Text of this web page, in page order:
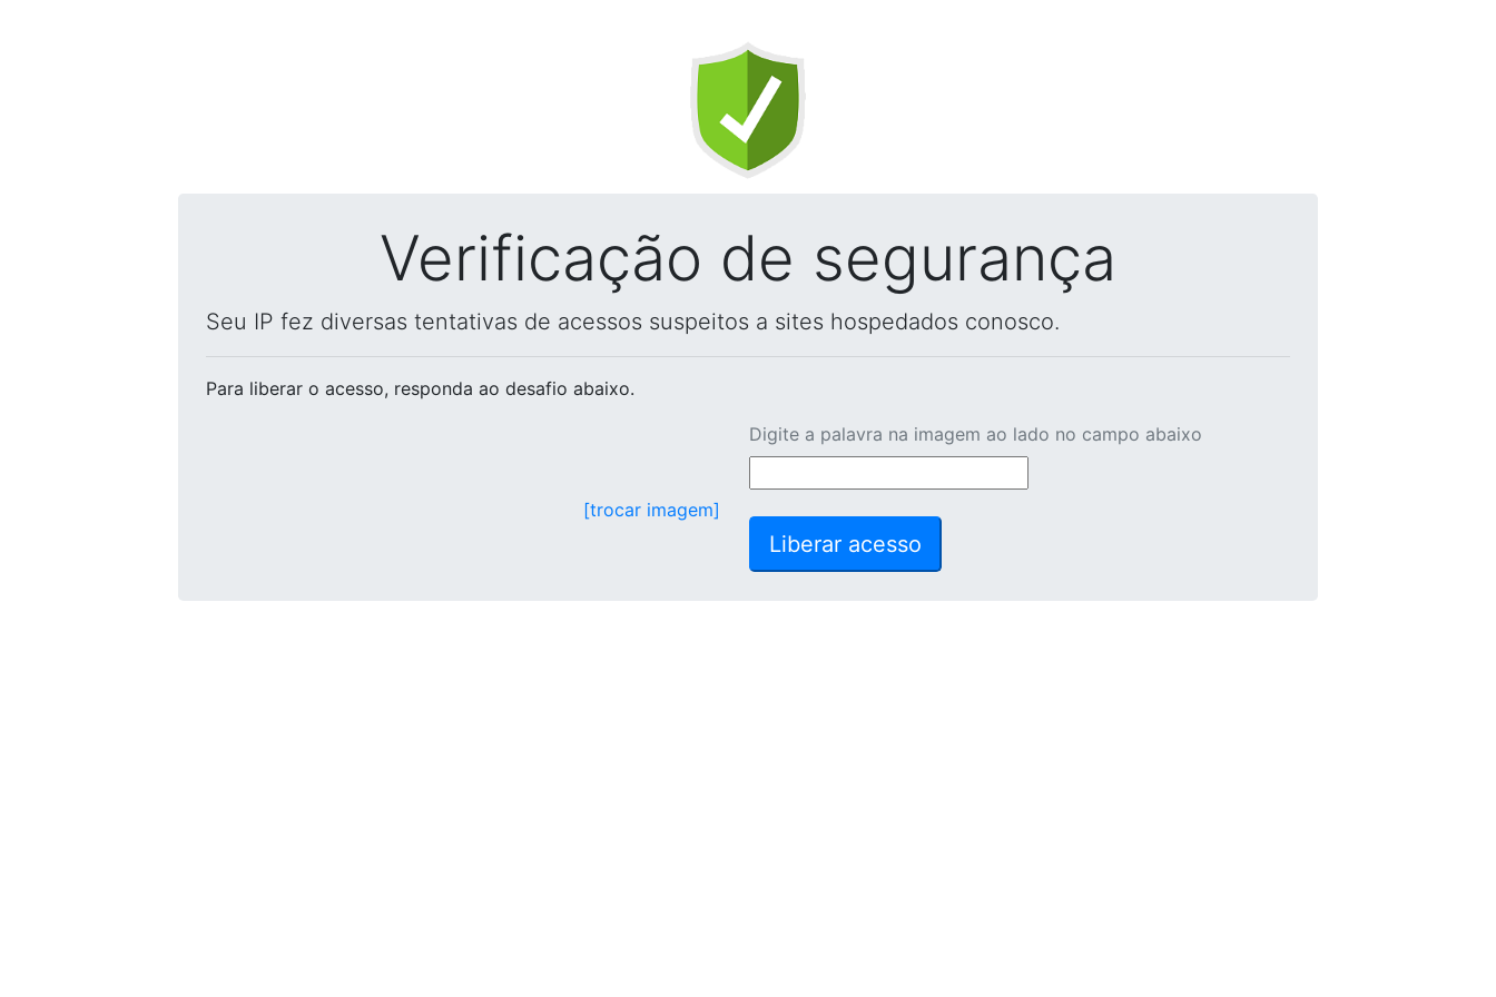
Verificação de segurança
Seu IP fez diversas tentativas de acessos suspeitos a sites hospedados conosco.
Para liberar o acesso, responda ao desafio abaixo.
[trocar imagem]
Digite a palavra na imagem ao lado no campo abaixo